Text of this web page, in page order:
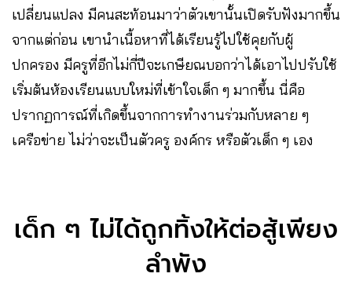
เปลี่ยนแปลง มีคนสะท้อนมาว่าตัวเขานั้นเปิดรับฟังมากขึ้น
จากแต่ก่อน เขานำเนื้อหาที่ได้เรียนรู้ไปใช้คุยกับผู้
ปกครอง มีครูที่อีกไม่กี่ปีจะเกษียณบอกว่าได้เอาไปปรับใช้
เริ่มต้นห้องเรียนแบบใหม่ที่เข้าใจเด็ก ๆ มากขึ้น นี่คือ
ปรากฏการณ์ที่เกิดขึ้นจากการทำงานร่วมกับหลาย ๆ
เครือข่าย ไม่ว่าจะเป็นตัวครู องค์กร หรือตัวเด็ก ๆ เอง
เด็ก ๆ ไม่ได้ถูกทิ้งให้ต่อสู้เพียง
ลำพัง